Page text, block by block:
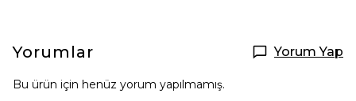
Yorumlar Yorum Yap
Bu ürün için henüz yorum yapılmamış.